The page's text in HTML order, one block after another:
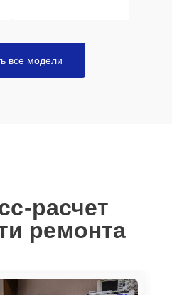
все модели
расчет
ремонта